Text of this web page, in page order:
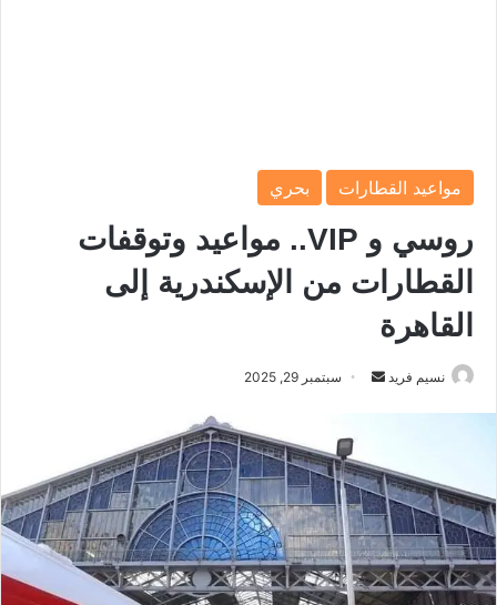
مواعيد القطارات بحري
روسي و VIP.. مواعيد وتوقفات
القطارات من الإسكندرية إلى
القاهرة
نسيم فريد
ب
ر
ي
د
ا
سبتمبر 29, 2025